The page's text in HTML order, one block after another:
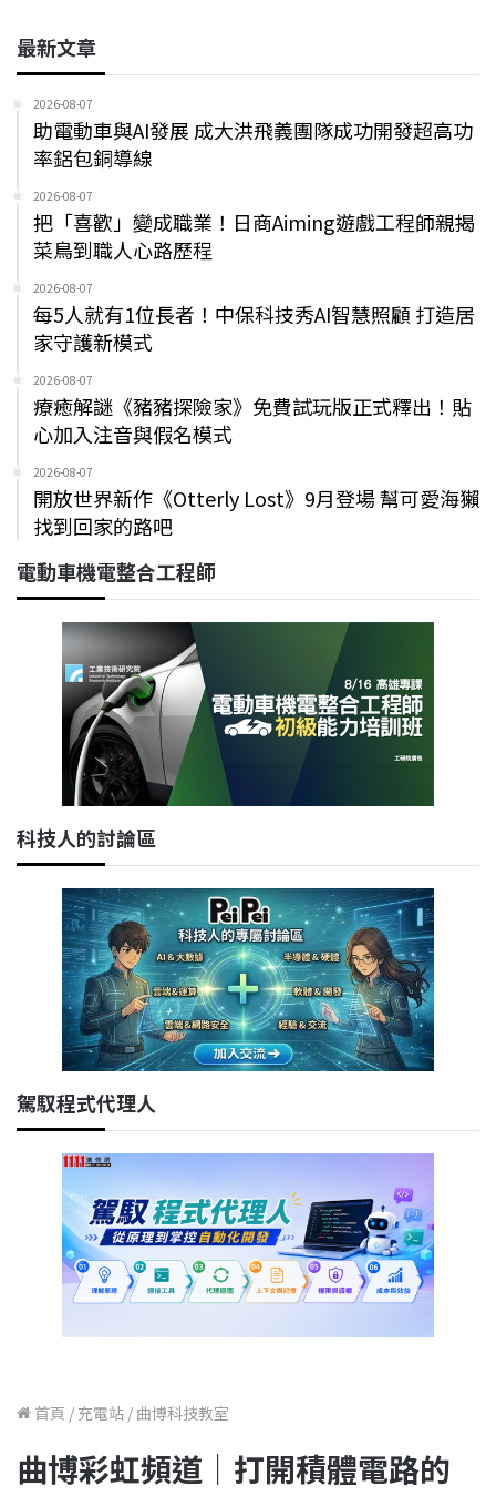
最新文章
2026-08-07
助電動車與AI發展 成大洪飛義團隊成功開發超高功
率鋁包銅導線
2026-08-07
把「喜歡」變成職業！日商Aiming遊戲工程師親揭
菜鳥到職人心路歷程
2026-08-07
每5人就有1位長者！中保科技秀AI智慧照顧 打造居
家守護新模式
2026-08-07
療癒解謎《豬豬探險家》免費試玩版正式釋出！貼
心加入注音與假名模式
2026-08-07
開放世界新作《Otterly Lost》9月登場 幫可愛海獺
找到回家的路吧
電動車機電整合工程師
科技人的討論區
駕馭程式代理人